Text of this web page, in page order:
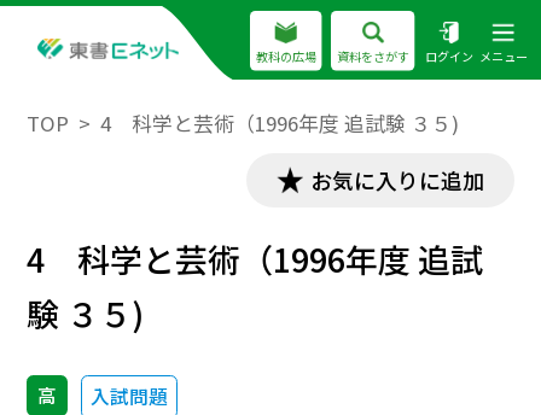
教科の広場 資料をさがす ログイン メニュー
TOP 4 科学と芸術（1996年度 追試験 ３５)
お気に入りに追加
4 科学と芸術（1996年度 追試
験 ３５)
高 入試問題